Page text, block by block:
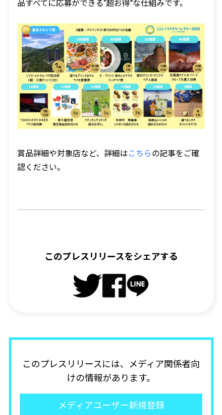
品すべてに応募ができる“超お得”な仕組みです。
賞品詳細や対象店など、詳細は こちらの記事をご確
認ください。
このプレスリリースをシェアする
このプレスリリースには、メディア関係者向
けの情報があります。
メディアユーザー新規登録